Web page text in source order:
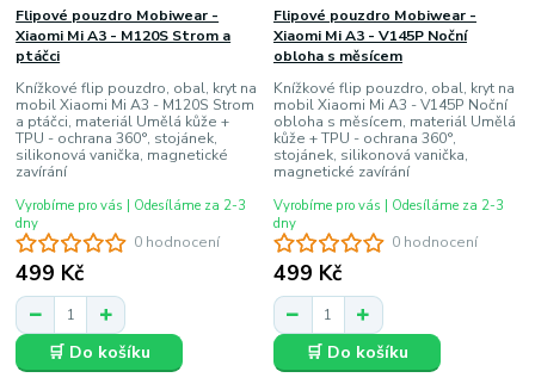
0 hodnocení
Flipové pouzdro Mobiwear -
Xiaomi Mi A3 - M120S Strom a
ptáčci
Knížkové flip pouzdro, obal, kryt na
mobil Xiaomi Mi A3 - M120S Strom
a ptáčci, materiál Umělá kůže +
TPU - ochrana 360°, stojánek,
silikonová vanička, magnetické
zavírání
499 Kč
Vyrobíme pro vás | Odesíláme za 2-3
dny
🛒 Do košíku
0 hodnocení
Flipové pouzdro Mobiwear -
Xiaomi Mi A3 - V145P Noční
obloha s měsícem
Knížkové flip pouzdro, obal, kryt na
mobil Xiaomi Mi A3 - V145P Noční
obloha s měsícem, materiál Umělá
kůže + TPU - ochrana 360°,
stojánek, silikonová vanička,
magnetické zavírání
499 Kč
Vyrobíme pro vás | Odesíláme za 2-3
dny
🛒 Do košíku